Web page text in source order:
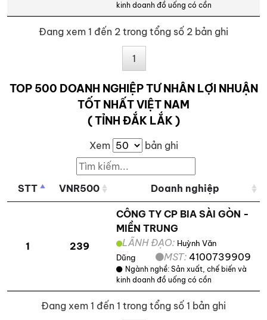
kinh doanh đồ uống có cồn
Đang xem 1 đến 2 trong tổng số 2 bản ghi
1
TOP 500 DOANH NGHIỆP TƯ NHÂN LỢI NHUẬN
TỐT NHẤT VIỆT NAM
( TỈNH ĐẮK LẮK )
Xem bản ghi
STT VNR500 Doanh nghiệp
1 239
CÔNG TY CP BIA SÀI GÒN -
MIỀN TRUNG
LÃNH ĐẠO: Huỳnh Văn
Dũng
MST: 4100739909
Ngành nghề: Sản xuất, chế biến và
kinh doanh đồ uống có cồn
Đang xem 1 đến 1 trong tổng số 1 bản ghi